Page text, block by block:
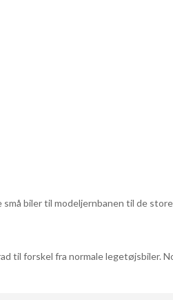
biler til modeljernbanen til de
til forskel fra normale legetøjsbiler.